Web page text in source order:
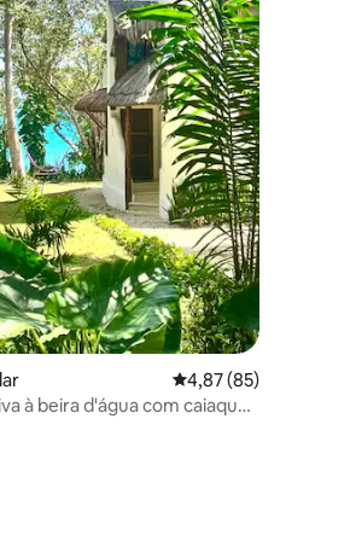
de 5, 88 avaliações
4,87 de uma
4,87 (85)
à beira d'água com caiaque